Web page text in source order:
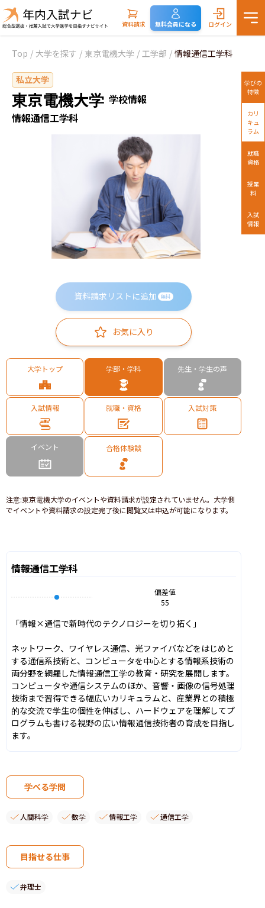
資料請求 無料会員になる ログイン
Top / 大学を探す / 東京電機大学 / 工学部 / 情報通信工学科
私立大学
東京電機大学 学校情報
情報通信工学科
資料請求リストに追加 無料
お気に入り
大学トップ 学部・学科 先生・学生の声
入試情報 就職・資格 入試対策
イベント 合格体験談
注意:東京電機大学のイベントや資料請求が設定されていません。大学側
でイベントや資料請求の設定完了後に閲覧又は申込が可能になります。
情報通信工学科
偏差値
55
「情報×通信で新時代のテクノロジーを切り拓く」
ネットワーク、ワイヤレス通信、光ファイバなどをはじめと
する通信系技術と、コンピュータを中心とする情報系技術の
両分野を網羅した情報通信工学の教育・研究を展開します。
コンピュータや通信システムのほか、音響・画像の信号処理
技術まで習得できる幅広いカリキュラムと、産業界との積極
的な交流で学生の個性を伸ばし、ハードウェアを理解してプ
ログラムも書ける視野の広い情報通信技術者の育成を目指し
ます。
学べる学問
人間科学 数学 情報工学 通信工学
目指せる仕事
弁理士
学びの
特徴
カリ
キュ
ラム
就職
資格
授業
料
入試
情報